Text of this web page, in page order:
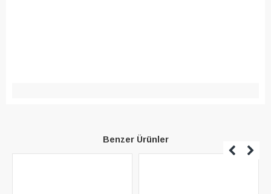
Benzer Ürünler